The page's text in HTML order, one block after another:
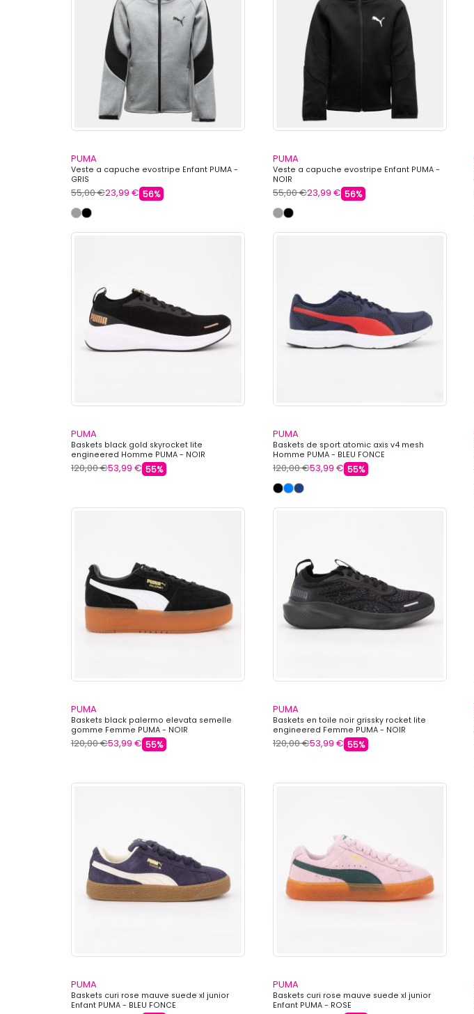
PUMA
Veste a capuche evostripe Enfant PUMA -
GRIS
55,00 €23,99 € 56%
PUMA
Veste a capuche evostripe Enfant PUMA -
NOIR
55,00 €23,99 € 56%
PUMA
Baskets black gold skyrocket lite
engineered Homme PUMA - NOIR
120,00 €53,99 € 55%
PUMA
Baskets de sport atomic axis v4 mesh
Homme PUMA - BLEU FONCE
120,00 €53,99 € 55%
PUMA
Baskets black palermo elevata semelle
gomme Femme PUMA - NOIR
120,00 €53,99 € 55%
PUMA
Baskets en toile noir grissky rocket lite
engineered Femme PUMA - NOIR
120,00 €53,99 € 55%
PUMA
Baskets curi rose mauve suede xl junior
Enfant PUMA - BLEU FONCE
PUMA
Baskets curi rose mauve suede xl junior
Enfant PUMA - ROSE